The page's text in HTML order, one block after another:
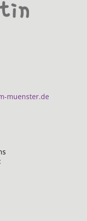
muenster.de